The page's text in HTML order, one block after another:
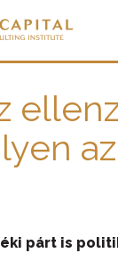
párt is